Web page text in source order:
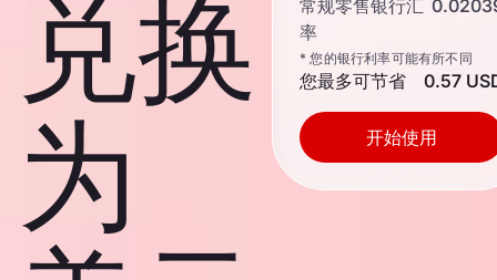
兑换
为
常规零售银行汇
率
* 您的银行利率可能有所不同
您最多可节省 0.57
开始使用